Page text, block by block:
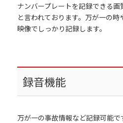
ナンバープレートを記録できる
と言われております。万が一の
映像でしっかり記録します。
録音機能
万が一の事故情報など記録可能で